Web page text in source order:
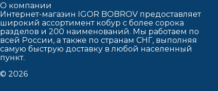
О компании
Интернет-магазин IGOR BOBROV предоставляет
широкий ассортимент кобур c более сорока
разделов и 200 наименований. Мы работаем по
всей России, а также по странам СНГ, выполняя
самую быструю доставку в любой населенный
пункт.
© 2026